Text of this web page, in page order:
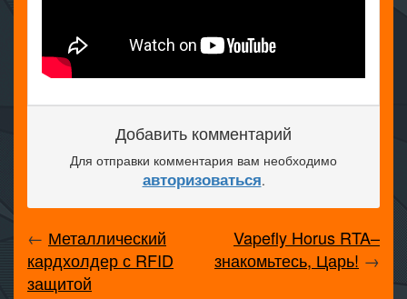
Добавить комментарий
Для отправки комментария вам необходимо
авторизоваться.
← Металлический
кардхолдер с RFID
защитой
Vapefly Horus RTA–
знакомьтесь, Царь! →